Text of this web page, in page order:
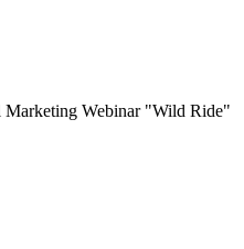
Marketing Webinar "Wild Ride"